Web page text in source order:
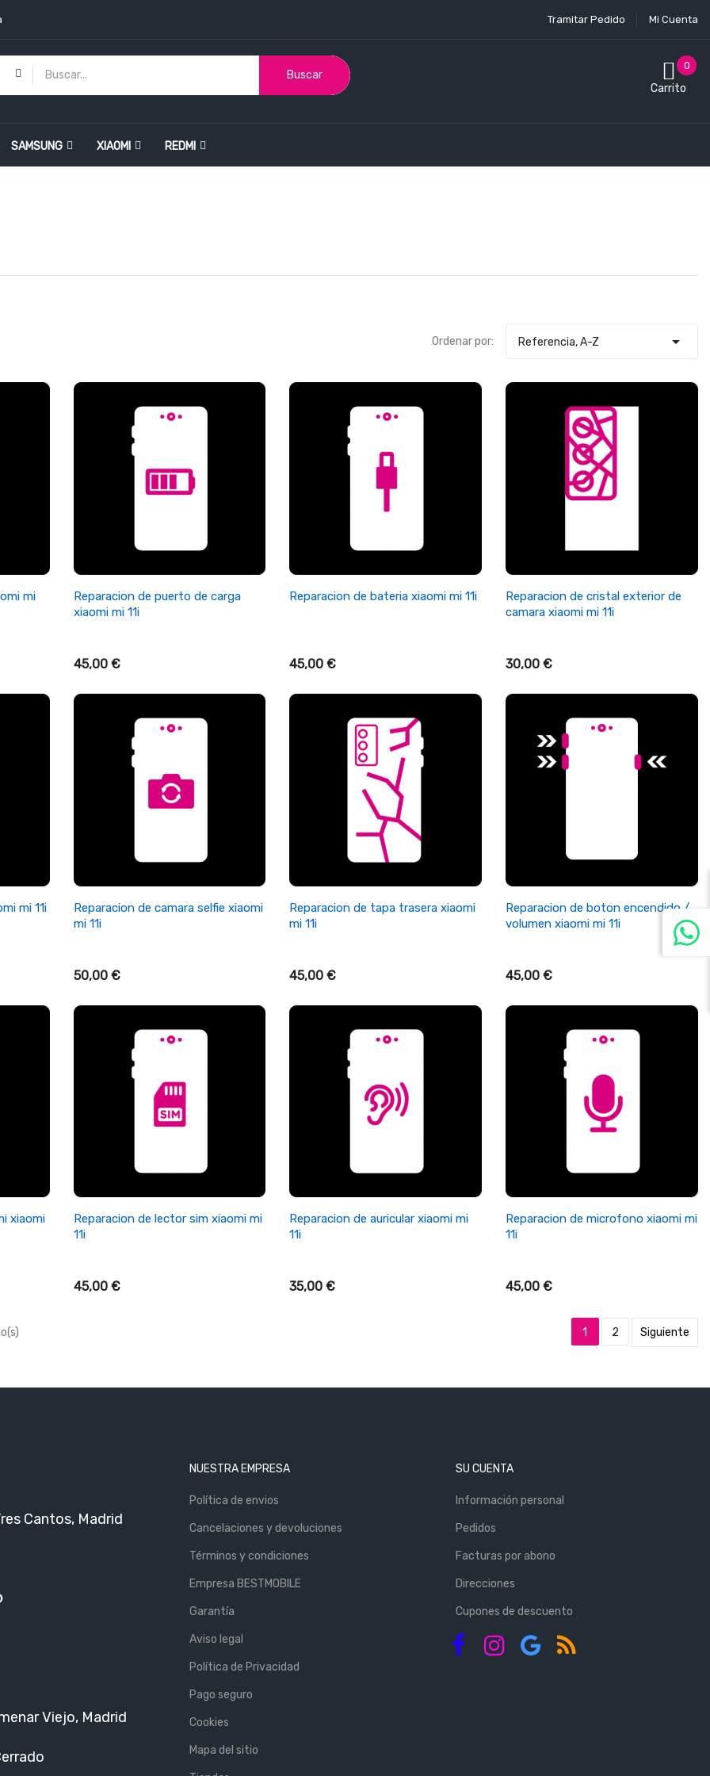
Mi Cuenta
Tramitar Pedido
Buscar
0
Carrito
SAMSUNG XIAOMI REDMI
de
Ordenar por: Referencia, A-Z 
mi
+ Añadir Al Carrito
Reparacion de puerto de carga
xiaomi mi 11i
45,00 €
+ Añadir Al Carrito
Reparacion de bateria xiaomi mi 11i
45,00 €
+ Añadir Al Carrito
Reparacion de cristal exterior de
camara xiaomi mi 11i
30,00 €
mi 11i + Añadir Al Carrito
Reparacion de camara selfie xiaomi
mi 11i
50,00 €
+ Añadir Al Carrito
Reparacion de tapa trasera xiaomi
mi 11i
45,00 €
+ Añadir Al Carrito
Reparacion de boton encendido /
volumen xiaomi mi 11i
45,00 €
xiaomi
+ Añadir Al Carrito
Reparacion de lector sim xiaomi mi
11i
45,00 €
+ Añadir Al Carrito
Reparacion de auricular xiaomi mi
11i
35,00 €
+ Añadir Al Carrito
Reparacion de microfono xiaomi mi
11i
45,00 €
1 2 Siguiente
Cantos, Madrid
Viejo, Madrid
NUESTRA EMPRESA
Política de envios
Cancelaciones y devoluciones
Términos y condiciones
Empresa BESTMOBILE
Garantía
Aviso legal
Política de Privacidad
Pago seguro
Cookies
Mapa del sitio
SU CUENTA
Información personal
Pedidos
Facturas por abono
Direcciones
Cupones de descuento